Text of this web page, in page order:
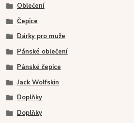
Oblečení
Čepice
Dárky pro muže
Pánské oblečení
Pánské čepice
Jack Wolfskin
Doplňky
Doplňky